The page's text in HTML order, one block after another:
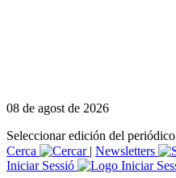
08 de agost de 2026
Seleccionar edición del periódico
Cerca
| Newsletters
Iniciar Sessió